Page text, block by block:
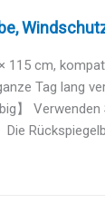
115 cm,
Tag lang
】
Die